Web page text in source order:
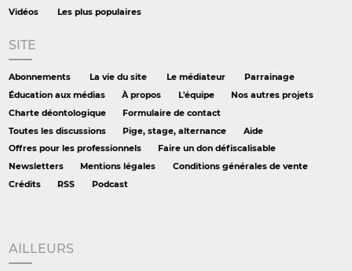
Vidéos
Les plus populaires
SITE
Abonnements La vie du site Le médiateur
Parrainage
Éducation aux médias
À propos L'équipe
Nos autres projets
Charte déontologique
Formulaire de contact
Toutes les discussions
Pige, stage, alternance
Aide
Offres pour les professionnels
Faire un don défiscalisable
Newsletters
Mentions légales
Conditions générales de vente
Crédits
RSS Podcast
AILLEURS